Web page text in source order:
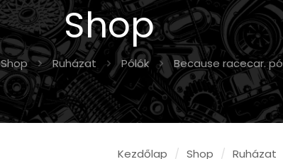
Shop
Shop Ruházat Pólók Because racecar.
Kezdőlap / Shop / Ruházat